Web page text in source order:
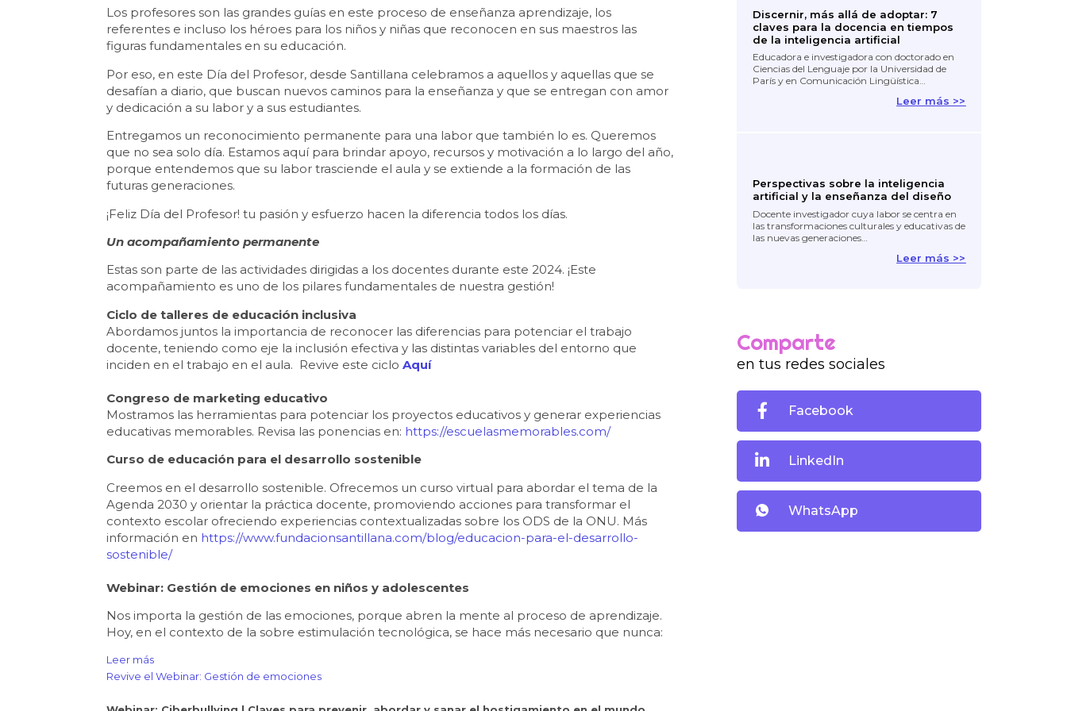
Los profesores son las grandes guías en este proceso de enseñanza aprendizaje, los
referentes e incluso los héroes para los niños y niñas que reconocen en sus maestros las
figuras fundamentales en su educación.
Por eso, en este Día del Profesor, desde Santillana celebramos a aquellos y aquellas que se
desafían a diario, que buscan nuevos caminos para la enseñanza y que se entregan con amor
y dedicación a su labor y a sus estudiantes.
Entregamos un reconocimiento permanente para una labor que también lo es. Queremos
que no sea solo día. Estamos aquí para brindar apoyo, recursos y motivación a lo largo del año,
porque entendemos que su labor trasciende el aula y se extiende a la formación de las
futuras generaciones.
¡Feliz Día del Profesor! tu pasión y esfuerzo hacen la diferencia todos los días.
Un acompañamiento permanente
Estas son parte de las actividades dirigidas a los docentes durante este 2024. ¡Este
acompañamiento es uno de los pilares fundamentales de nuestra gestión!
Ciclo de talleres de educación inclusiva
Abordamos juntos la importancia de reconocer las diferencias para potenciar el trabajo
docente, teniendo como eje la inclusión efectiva y las distintas variables del entorno que
inciden en el trabajo en el aula. Revive este cicloAquí
Congreso de marketing educativo
Mostramos las herramientas para potenciar los proyectos educativos y generar experiencias
educativas memorables. Revisa las ponencias en: https://escuelasmemorables.com/
Curso de educación para el desarrollo sostenible
Creemos en el desarrollo sostenible. Ofrecemos un curso virtual para abordar el tema de la
Agenda 2030 y orientar la práctica docente, promoviendo acciones para transformar el
contexto escolar ofreciendo experiencias contextualizadas sobre los ODS de la ONU. Más
información en https://www.fundacionsantillana.com/blog/educacion-para-el-desarrollo-
sostenible/
Webinar: Gestión de emociones en niños y adolescentes
Nos importa la gestión de las emociones, porque abren la mente al proceso de aprendizaje.
Hoy, en el contexto de la sobre estimulación tecnológica, se hace más necesario que nunca:
Leer más
Revive el Webinar: Gestión de emociones
Discernir, más allá de adoptar: 7
claves para la docencia en tiempos
de la inteligencia artificial
Educadora e investigadora con doctorado en
Ciencias del Lenguaje por la Universidad de
París y en Comunicación Lingüística…
Leer más >>
Perspectivas sobre la inteligencia
artificial y la enseñanza del diseño
Docente investigador cuya labor se centra en
las transformaciones culturales y educativas de
las nuevas generaciones…
Leer más >>
Comparte
en tus redes sociales
Facebook
LinkedIn
WhatsApp